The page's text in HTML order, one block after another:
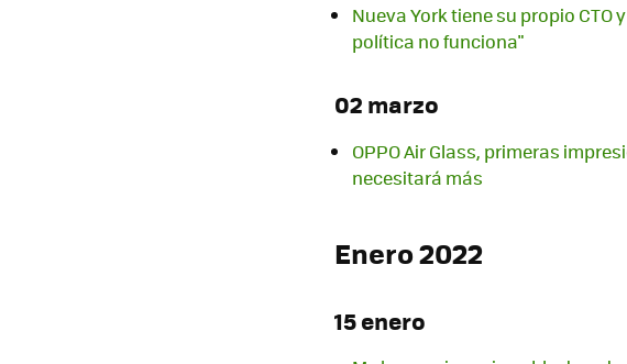
Nueva York tiene su propio
política no funciona"
02 marzo
OPPO Air Glass, primeras
necesitará más
Enero 2022
15 enero